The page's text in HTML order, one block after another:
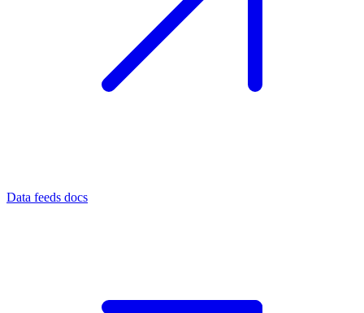
Data feeds docs